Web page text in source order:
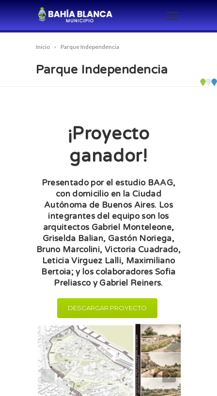
Inicio Parque Independencia
Parque Independencia
¡Proyecto
ganador!
Presentado por el estudio BAAG,
con domicilio en la Ciudad
Autónoma de Buenos Aires. Los
integrantes del equipo son los
arquitectos Gabriel Monteleone,
Griselda Balian, Gastón Noriega,
Bruno Marcolini, Victoria Cuadrado,
Leticia Virguez Lalli, Maximiliano
Bertoia; y los colaboradores Sofia
Preliasco y Gabriel Reiners.
DESCARGAR PROYECTO